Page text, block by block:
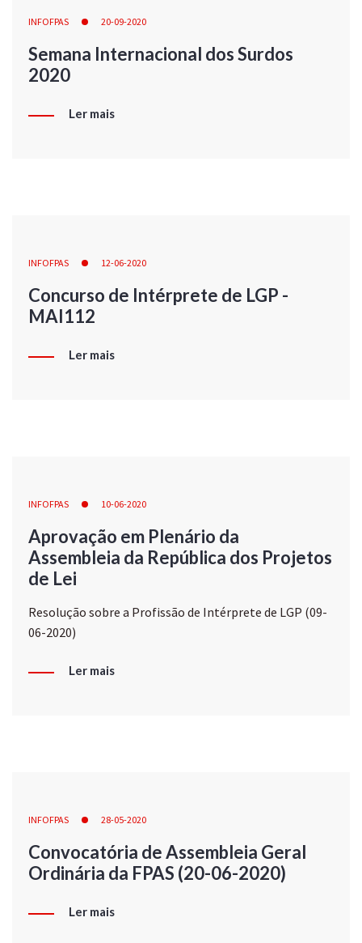
INFOFPAS 20-09-2020
Semana Internacional dos Surdos
2020
Ler mais
INFOFPAS 12-06-2020
Concurso de Intérprete de LGP -
MAI112
Ler mais
INFOFPAS 10-06-2020
Aprovação em Plenário da
Assembleia da República dos Projetos
de Lei
Resolução sobre a Profissão de Intérprete de LGP (09-
06-2020)
Ler mais
INFOFPAS 28-05-2020
Convocatória de Assembleia Geral
Ordinária da FPAS (20-06-2020)
Ler mais